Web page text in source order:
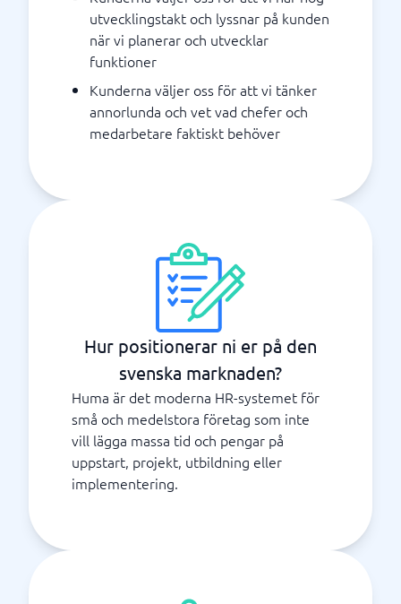
utvecklingstakt och lyssnar på kunden
när vi planerar och utvecklar
funktioner
Kunderna väljer oss för att vi tänker
annorlunda och vet vad chefer och
medarbetare faktiskt behöver
Hur positionerar ni er på den
svenska marknaden?
Huma är det moderna HR-systemet för
små och medelstora företag som inte
vill lägga massa tid och pengar på
uppstart, projekt, utbildning eller
implementering.